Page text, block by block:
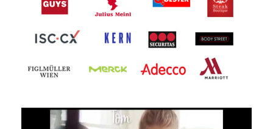
Am Wall, 28195 Bremen
Abiturientenprogramm zum
Handelsfachwirt (m/w/d) (3-in-1)
Neuenlander Straße 111, 28201 Bremen
28195 Bremen